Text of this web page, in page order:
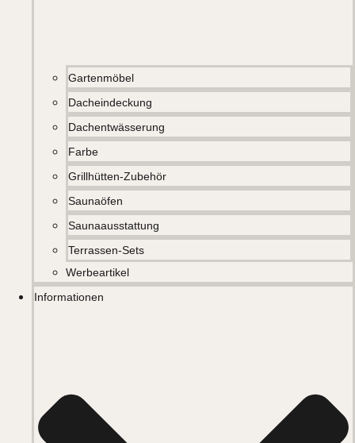
Gartenmöbel
Dacheindeckung
Dachentwässerung
Farbe
Grillhütten-Zubehör
Saunaöfen
Saunaausstattung
Terrassen-Sets
Werbeartikel
Informationen